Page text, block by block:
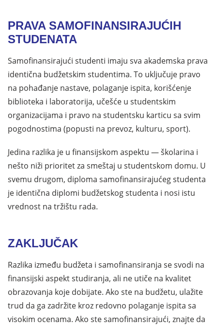
PRAVA SAMOFINANSIRAJUĆIH
STUDENATA
Samofinansirajući studenti imaju sva akademska prava
identična budžetskim studentima. To uključuje pravo
na pohađanje nastave, polaganje ispita, korišćenje
biblioteka i laboratorija, učešće u studentskim
organizacijama i pravo na studentsku karticu sa svim
pogodnostima (popusti na prevoz, kulturu, sport).
Jedina razlika je u finansijskom aspektu — školarina i
nešto niži prioritet za smeštaj u studentskom domu. U
svemu drugom, diploma samofinansirajućeg studenta
je identična diplomi budžetskog studenta i nosi istu
vrednost na tržištu rada.
ZAKLJUČAK
Razlika između budžeta i samofinansiranja se svodi na
finansijski aspekt studiranja, ali ne utiče na kvalitet
obrazovanja koje dobijate. Ako ste na budžetu, ulažite
trud da ga zadržite kroz redovno polaganje ispita sa
visokim ocenama. Ako ste samofinansirajući, znajte da